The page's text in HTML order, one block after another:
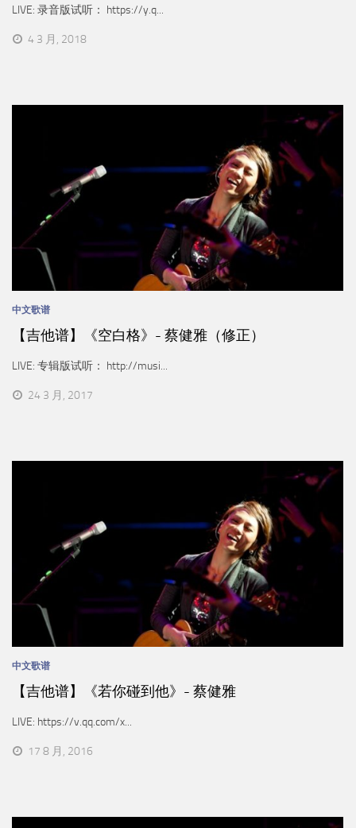
LIVE: 录音版试听： https://y.q...
4 3 月, 2018
中文歌谱
【吉他谱】《空白格》- 蔡健雅（修正）
LIVE: 专辑版试听： http://musi...
24 3 月, 2017
中文歌谱
【吉他谱】《若你碰到他》- 蔡健雅
LIVE: https://v.qq.com/x...
17 8 月, 2016